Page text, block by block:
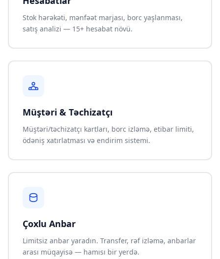
Stok hərəkəti, mənfəət marjası, borc yaşlanması,
satış analizi — 15+ hesabat növü.
Müştəri & Təchizatçı
Müştəri/təchizatçı kartları, borc izləmə, etibar limiti,
ödəniş xatırlatması və endirim sistemi.
Çoxlu Anbar
Limitsiz anbar yaradın. Transfer, rəf izləmə, anbarlar
arası müqayisə — hamısı bir yerdə.